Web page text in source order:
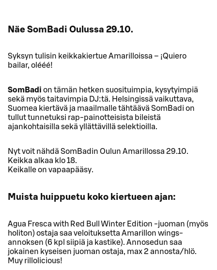
Näe SomBadi Oulussa 29.10.
Syksyn tulisin keikkakiertue Amarilloissa – ¡Quiero
bailar, olééé!
SomBadi on tämän hetken suosituimpia, kysytyimpiä
sekä myös taitavimpia DJ:tä. Helsingissä vaikuttava,
Suomea kiertävä ja maailmalle tähtäävä SomBadi on
tullut tunnetuksi rap-painotteisista bileistä
ajankohtaisilla sekä yllättävillä selektioilla.
Nyt voit nähdä SomBadin Oulun Amarillossa 29.10.
Keikka alkaa klo 18.
Keikalle on vapaapääsy.
Muista huippuetu koko kiertueen ajan:
Agua Fresca with Red Bull Winter Edition -juoman (myös
holiton) ostaja saa veloituksetta Amarillon wings-
annoksen (6 kpl siipiä ja kastike). Annosedun saa
jokainen kyseisen juoman ostaja, max 2 annosta/hlö.
Muy rillolicious!